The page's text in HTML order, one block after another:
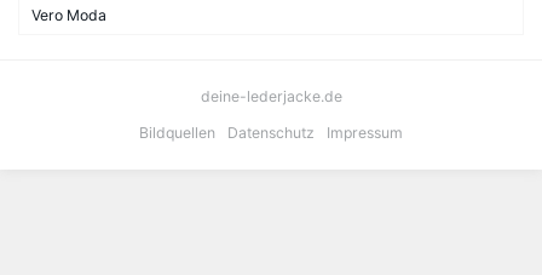
Vero Moda
deine-lederjacke.de
Bildquellen
Datenschutz Impressum